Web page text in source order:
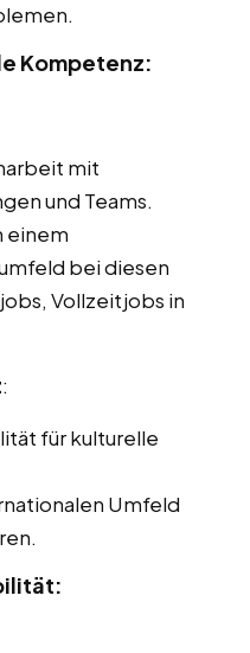
Kompetenz:
mit
und Teams.
einem
bei diesen
Vollzeitjobs in
:
für kulturelle
Umfeld